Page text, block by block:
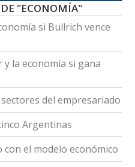
"ECONOMÍA"
si Bullrich vence
y la economía si gana
del empresariado
Argentinas
el modelo económico